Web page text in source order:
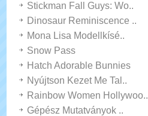
Stickman Fall Guys: Wo..
Dinosaur Reminiscence ..
Mona Lisa Modellkísé..
Snow Pass
Hatch Adorable Bunnies
Nyújtson Kezet Me Tal..
Rainbow Women Hollywoo..
Gépész Mutatványok ..